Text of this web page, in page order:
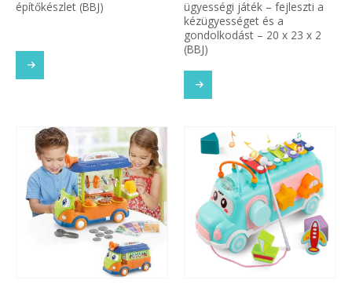
építőkészlet (BBJ)
ügyességi játék – fejleszti a
kézügyességet és a
gondolkodást – 20 x 23 x 2
(BBJ)